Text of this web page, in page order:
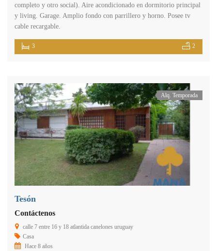
completo y otro social). Aire acondicionado en dormitorio principal
y living. Garage. Amplio fondo con parrillero y horno. Posee tv
cable recargable.
3 2
Alq. Temporada
Tesón
Contáctenos
calle 7 entre 16 y 18 atlantida canelones uruguay
Casa
Hace 8 años